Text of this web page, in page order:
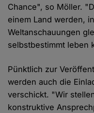
Chance", so Möller.
einem Land werden,
Weltanschauungen
selbstbestimmt leben
Pünktlich zur
werden auch die
verschickt. "Wir
konstruktive